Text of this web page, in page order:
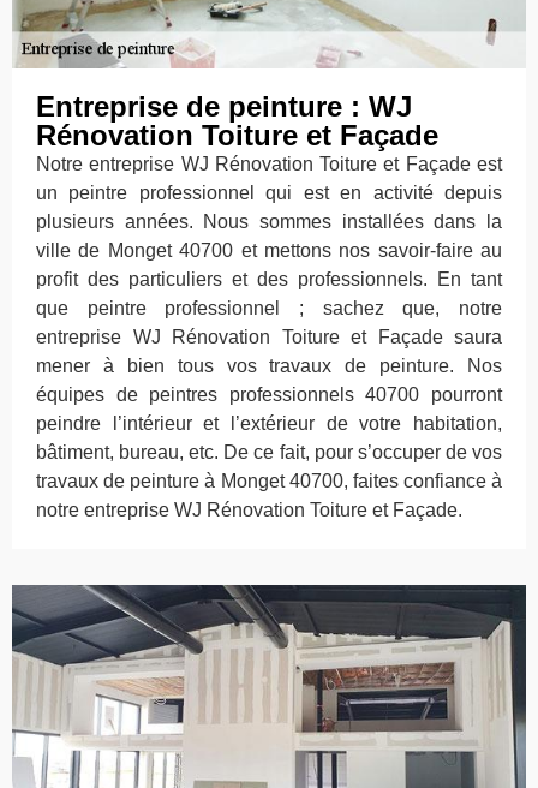
Entreprise de peinture : WJ
Rénovation Toiture et Façade
Notre entreprise WJ Rénovation Toiture et Façade est
un peintre professionnel qui est en activité depuis
plusieurs années. Nous sommes installées dans la
ville de Monget 40700 et mettons nos savoir-faire au
profit des particuliers et des professionnels. En tant
que peintre professionnel ; sachez que, notre
entreprise WJ Rénovation Toiture et Façade saura
mener à bien tous vos travaux de peinture. Nos
équipes de peintres professionnels 40700 pourront
peindre l’intérieur et l’extérieur de votre habitation,
bâtiment, bureau, etc. De ce fait, pour s’occuper de vos
travaux de peinture à Monget 40700, faites confiance à
notre entreprise WJ Rénovation Toiture et Façade.